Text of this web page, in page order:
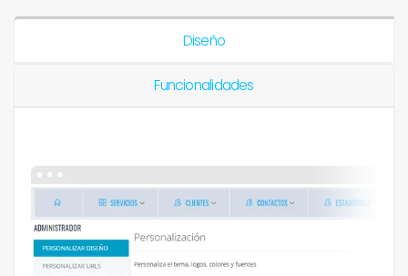
Diseño
Funcionalidades